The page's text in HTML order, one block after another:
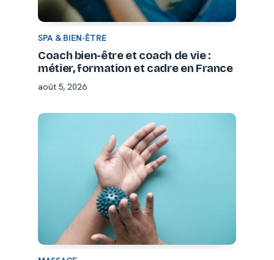
SPA & BIEN-ÊTRE
Coach bien-être et coach de vie :
métier, formation et cadre en France
août 5, 2026